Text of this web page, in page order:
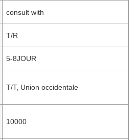
consult with
T/R
5-8JOUR
T/T, Union occidentale
10000